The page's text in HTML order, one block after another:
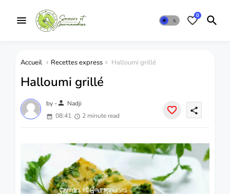
0
Accueil Recettes express Halloumi grillé
Halloumi grillé
by -person Nadji
08:41
2 minute read
share